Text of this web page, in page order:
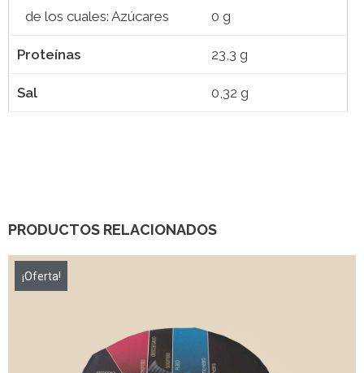
de los cuales: Azúcares 0 g
Proteínas 23,3 g
Sal 0,32 g
PRODUCTOS RELACIONADOS
¡Oferta!
7,00 €